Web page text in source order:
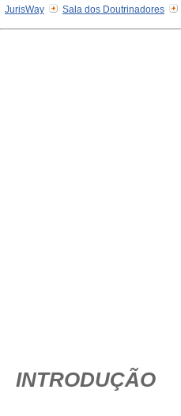
JurisWay Sala dos Doutrinadores
INTRODUÇÃO